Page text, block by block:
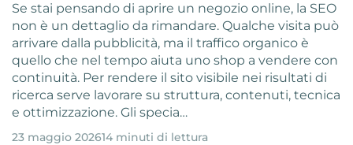
Se stai pensando di aprire un negozio online, la SEO
non è un dettaglio da rimandare. Qualche visita può
arrivare dalla pubblicità, ma il traffico organico è
quello che nel tempo aiuta uno shop a vendere con
continuità. Per rendere il sito visibile nei risultati di
ricerca serve lavorare su struttura, contenuti, tecnica
e ottimizzazione. Gli specia…
23 maggio 202614 minuti di lettura